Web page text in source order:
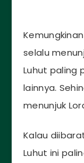
selalu
Luhut paling
lainnya.
menunjuk
Kalau
Luhut ini